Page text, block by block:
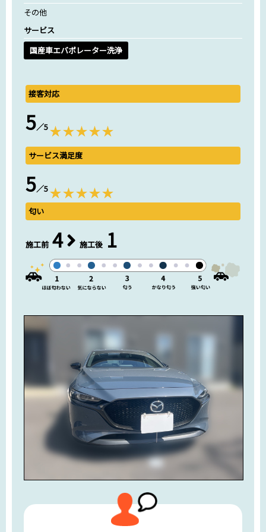
その他
サービス
国産車エバポレーター洗浄
接客対応
5／5
サービス満足度
5／5
匂い
施工前 4 施工後 1